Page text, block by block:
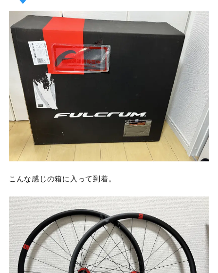
こんな感じの箱に入って到着。